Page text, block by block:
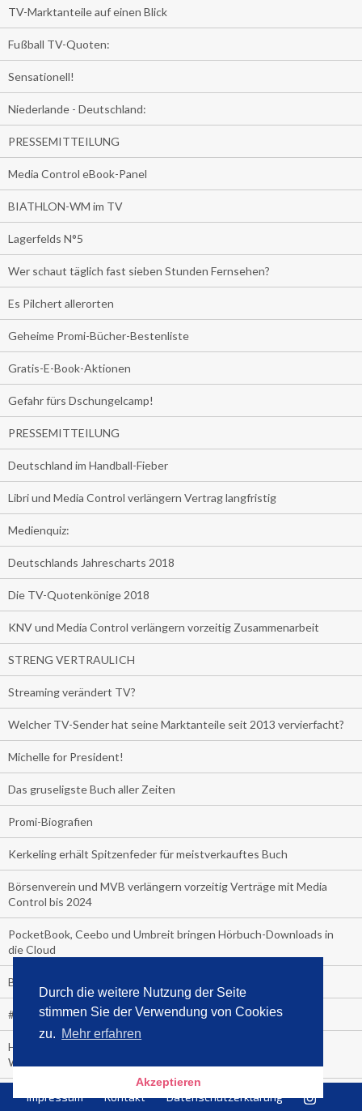
Durch die weitere Nutzung der Seite
stimmen Sie der Verwendung von Cookies
zu. Mehr erfahren
Akzeptieren
TV-Marktanteile auf einen Blick
Fußball TV-Quoten:
Sensationell!
Niederlande - Deutschland:
PRESSEMITTEILUNG
Media Control eBook-Panel
BIATHLON-WM im TV
Lagerfelds N°5
Wer schaut täglich fast sieben Stunden Fernsehen?
Es Pilchert allerorten
Geheime Promi-Bücher-Bestenliste
Gratis-E-Book-Aktionen
Gefahr fürs Dschungelcamp!
PRESSEMITTEILUNG
Deutschland im Handball-Fieber
Libri und Media Control verlängern Vertrag langfristig
Medienquiz:
Deutschlands Jahrescharts 2018
Die TV-Quotenkönige 2018
KNV und Media Control verlängern vorzeitig Zusammenarbeit
STRENG VERTRAULICH
Streaming verändert TV?
Welcher TV-Sender hat seine Marktanteile seit 2013 vervierfacht?
Michelle for President!
Das gruseligste Buch aller Zeiten
Promi-Biografien
Kerkeling erhält Spitzenfeder für meistverkauftes Buch
Börsenverein und MVB verlängern vorzeitig Verträge mit Media
Control bis 2024
PocketBook, Ceebo und Umbreit bringen Hörbuch-Downloads in
die Cloud
Bella Bella
#1-Bestseller: "Das ist Alpha!" von Kollegah
Hammer! "Fear: Trump in the White House" (auf Englisch) von
Watergate-Urgestein
Impressum Kontakt Datenschutzerklärung